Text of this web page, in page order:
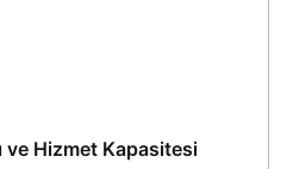
ve Hizmet Kapasitesi